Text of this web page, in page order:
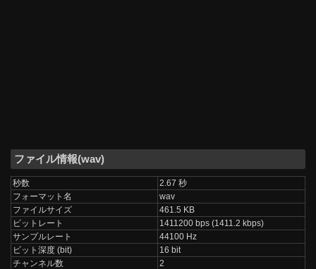
ファイル情報(wav)
秒数
2.67 秒
フォーマット名
wav
ファイルサイズ
461.5 KB
ビットレート
1411200 bps (1411.2 kbps)
サンプルレート
44100 Hz
ビット深度 (bit)
16 bit
チャンネル数
2